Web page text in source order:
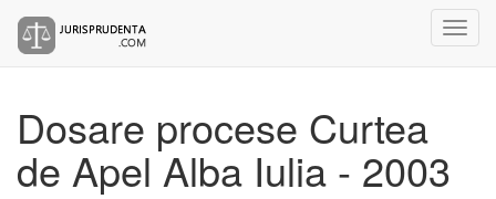
Dosare procese Curtea
de Apel Alba Iulia - 2003